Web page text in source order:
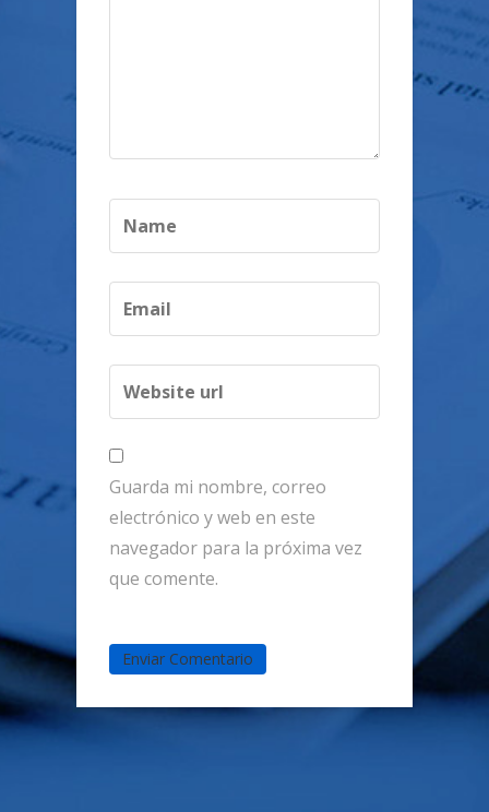
Guarda mi nombre, correo
electrónico y web en este
navegador para la próxima vez
que comente.